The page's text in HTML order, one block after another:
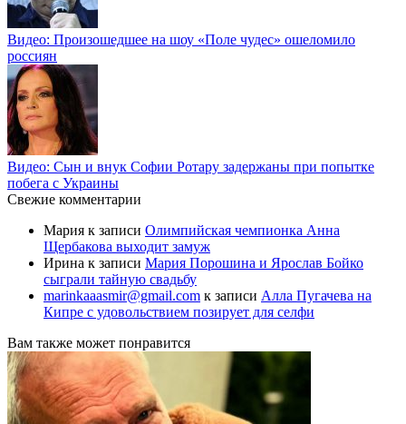
Видео: Произошедшее на шоу «Поле чудес» ошеломило
россиян
Видео: Сын и внук Софии Ротару задержаны при попытке
побега с Украины
Свежие комментарии
Мария к записи Олимпийская чемпионка Анна
Щербакова выходит замуж
Ирина к записи Мария Порошина и Ярослав Бойко
сыграли тайную свадьбу
marinkaaasmir@gmail.com к записи Алла Пугачева на
Кипре с удовольствием позирует для селфи
Вам также может понравится